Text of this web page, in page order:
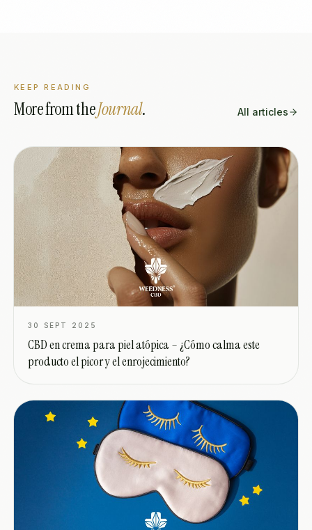
KEEP READING
More from theJournal. All articles
30 SEPT 2025
CBD en crema para piel atópica – ¿Cómo calma este
producto el picor y el enrojecimiento?